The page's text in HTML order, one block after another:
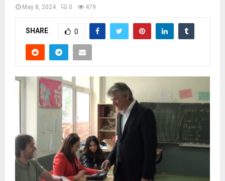
May 8, 2024 0 479
SHARE 0